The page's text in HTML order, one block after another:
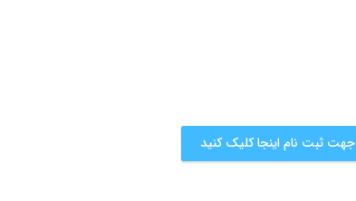
جهت ثبت نام اینجا کلیک کنید